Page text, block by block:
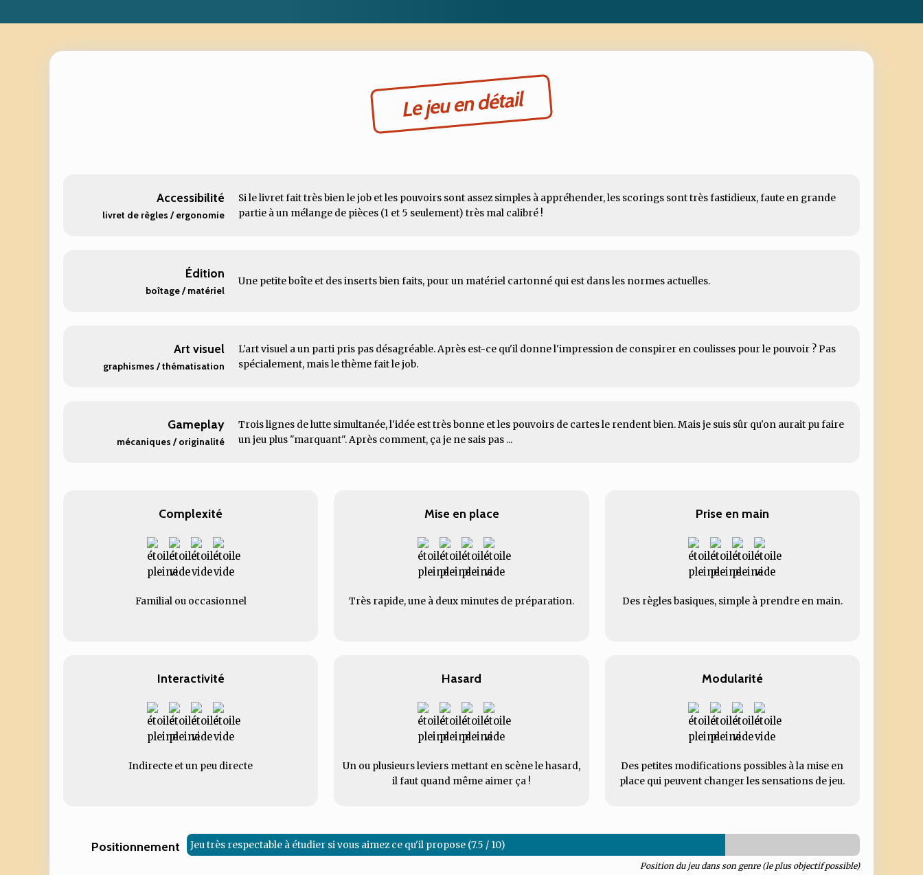
Le jeu en détail
Accessibilité
livret de règles / ergonomie
Si le livret fait très bien le job et les pouvoirs sont assez simples à appréhender, les scorings sont très fastidieux, faute en grande
partie à un mélange de pièces (1 et 5 seulement) très mal calibré !
Édition
boîtage / matériel
Une petite boîte et des inserts bien faits, pour un matériel cartonné qui est dans les normes actuelles.
Art visuel
graphismes / thématisation
L'art visuel a un parti pris pas désagréable. Après est-ce qu'il donne l'impression de conspirer en coulisses pour le pouvoir ? Pas
spécialement, mais le thème fait le job.
Gameplay
mécaniques / originalité
Trois lignes de lutte simultanée, l'idée est très bonne et les pouvoirs de cartes le rendent bien. Mais je suis sûr qu'on aurait pu faire
un jeu plus "marquant". Après comment, ça je ne sais pas ...
Complexité
Familial ou occasionnel
Mise en place
Très rapide, une à deux minutes de préparation.
Prise en main
Des règles basiques, simple à prendre en main.
Interactivité
Indirecte et un peu directe
Hasard
Un ou plusieurs leviers mettant en scène le hasard,
il faut quand même aimer ça !
Modularité
Des petites modifications possibles à la mise en
place qui peuvent changer les sensations de jeu.
Positionnement Jeu très respectable à étudier si vous aimez ce qu'il propose (7.5 / 10)
Position du jeu dans son genre (le plus objectif possible)